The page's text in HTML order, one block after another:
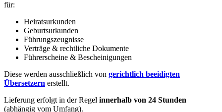
für:
Heiratsurkunden
Geburtsurkunden
Führungszeugnisse
Verträge & rechtliche Dokumente
Führerscheine & Bescheinigungen
Diese werden ausschließlich von gerichtlich beeidigten
Übersetzern erstellt.
Lieferung erfolgt in der Regel innerhalb von 24 Stunden
(abhängig vom Umfang).